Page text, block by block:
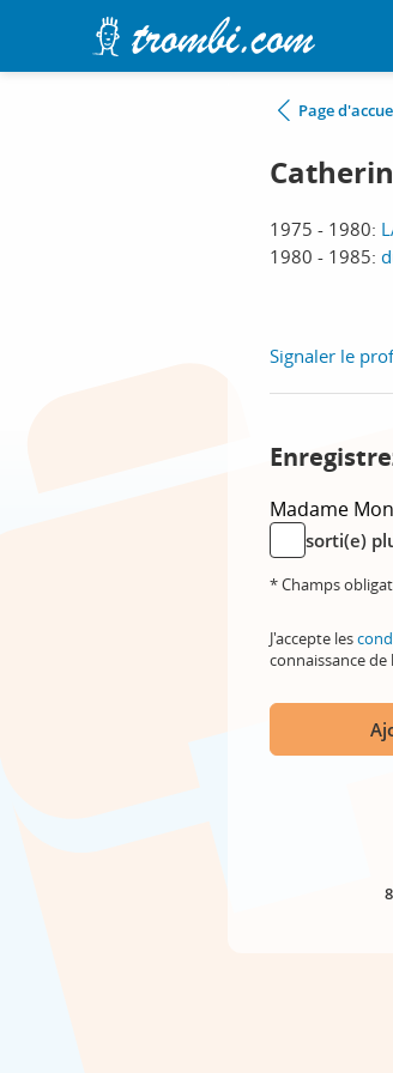
Page
1975 - 1980:
1980 - 1985:
Signaler le
Madame
sorti(e)
* Champs
J'accepte les
connaissance de